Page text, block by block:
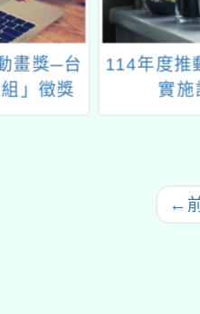
科學教育
畫
113年本市
點掃描結果
←